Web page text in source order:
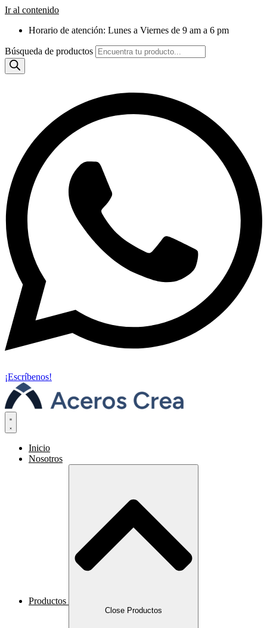
Ir al contenido
Horario de atención: Lunes a Viernes de 9 am a 6 pm
Búsqueda de productos
¡Escríbenos!
Inicio
Nosotros
Productos
Close Productos